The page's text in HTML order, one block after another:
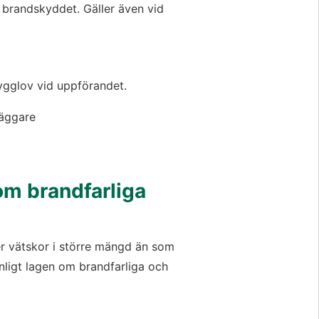
Gäller även vid
vid uppförandet.
brandfarliga
vätskor i större mängd än som
lagen om brandfarliga och